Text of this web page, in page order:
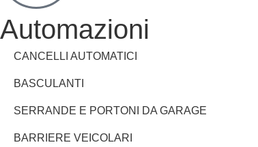
Automazioni
CANCELLI AUTOMATICI
BASCULANTI
SERRANDE E PORTONI DA GARAGE
BARRIERE VEICOLARI